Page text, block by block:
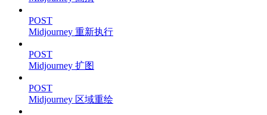
POST
Midjourney 重新执行
POST
Midjourney 扩图
POST
Midjourney 区域重绘